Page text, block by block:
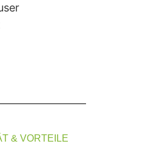
& VORTEILE